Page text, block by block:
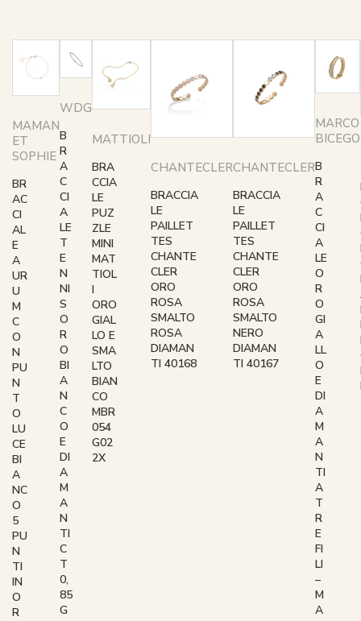
MAMAN
ET
SOPHIE
BR
AC
CI
AL
E
A
UR
U
M
C
O
N
PU
N
T
O
LU
CE
BI
A
NC
O
5
PU
N
TI
IN
O
R
WDG
B
R
A
C
CI
A
LE
T
E
N
NI
S
O
R
O
BI
A
N
C
O
E
DI
A
M
A
N
TI
C
T
0,
85
G
MATTIOLI
BRA
CCIA
LE
PUZ
ZLE
MINI
MAT
TIOL
I
ORO
GIAL
LO E
SMA
LTO
BIAN
CO
MBR
054
G02
2X
CHANTECLER
BRACCIA
LE
PAILLET
TES
CHANTE
CLER
ORO
ROSA
SMALTO
ROSA
DIAMAN
TI 40168
CHANTECLER
BRACCIA
LE
PAILLET
TES
CHANTE
CLER
ORO
ROSA
SMALTO
NERO
DIAMAN
TI 40167
MARCO
BICEGO
B
R
A
C
CI
A
LE
O
R
O
GI
A
LL
O
E
DI
A
M
A
N
TI
A
T
R
E
FI
LI
–
M
A